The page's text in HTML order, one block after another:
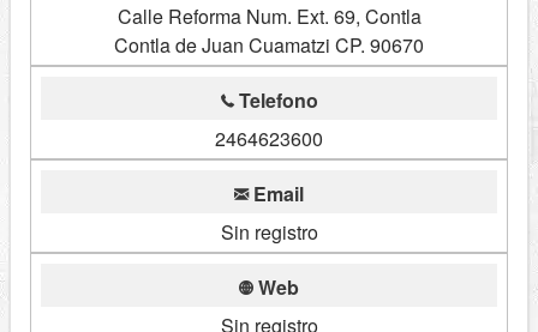
Calle Reforma Num. Ext. 69, Contla
Contla de Juan Cuamatzi CP. 90670
Telefono
2464623600
Email
Sin registro
Web
Sin registro